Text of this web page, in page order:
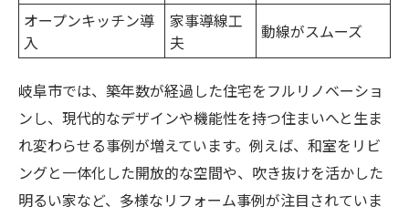
オープンキッチン導
入
家事導線工
夫
動線がスムーズ
岐阜市では、築年数が経過した住宅をフルリノベーショ
ンし、現代的なデザインや機能性を持つ住まいへと生ま
れ変わらせる事例が増えています。例えば、和室をリビ
ングと一体化した開放的な空間や、吹き抜けを活かした
明るい家など、多様なリフォーム事例が注目されていま